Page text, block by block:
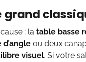
grand
: la table basse
d’angle ou deux
visuel. Si votre